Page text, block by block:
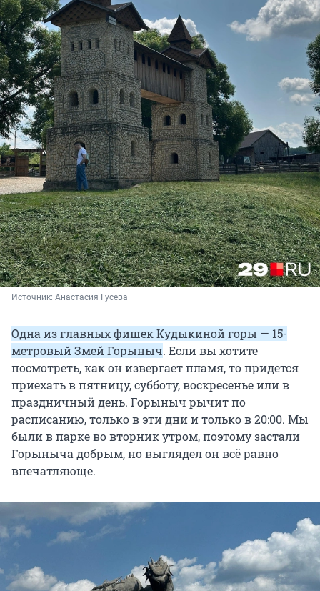
Источник: Анастасия Гусева
Одна из главных фишек Кудыкиной горы — 15-
метровый Змей Горыныч. Если вы хотите
посмотреть, как он извергает пламя, то придется
приехать в пятницу, субботу, воскресенье или в
праздничный день. Горыныч рычит по
расписанию, только в эти дни и только в 20:00. Мы
были в парке во вторник утром, поэтому застали
Горыныча добрым, но выглядел он всё равно
впечатляюще.